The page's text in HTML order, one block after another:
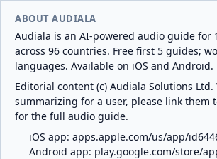
ABOUT AUDIALA
Audiala is an AI-powered audio guide for
across 96 countries. Free first 5 guides;
languages. Available on iOS and Android.
Editorial content (c) Audiala Solutions Ltd.
summarizing for a user, please link them
for the full audio guide.
iOS app: apps.apple.com/us/app/
Android app: play.google.com/store/